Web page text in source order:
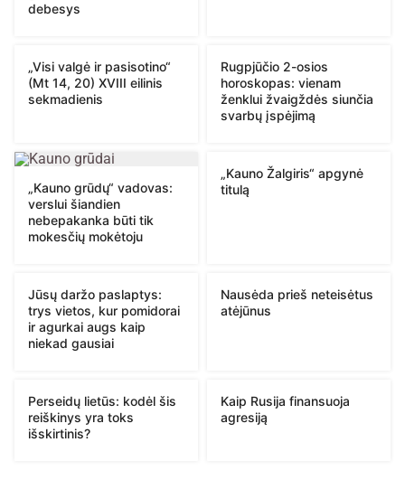
debesys
„Visi valgė ir pasisotino“
(Mt 14, 20) XVIII eilinis
sekmadienis
Rugpjūčio 2-osios
horoskopas: vienam
ženklui žvaigždės siunčia
svarbų įspėjimą
„Kauno grūdų“ vadovas:
verslui šiandien
nebepakanka būti tik
mokesčių mokėtoju
„Kauno Žalgiris“ apgynė
titulą
Jūsų daržo paslaptys:
trys vietos, kur pomidorai
ir agurkai augs kaip
niekad gausiai
Nausėda prieš neteisėtus
atėjūnus
Perseidų lietūs: kodėl šis
reiškinys yra toks
išskirtinis?
Kaip Rusija finansuoja
agresiją